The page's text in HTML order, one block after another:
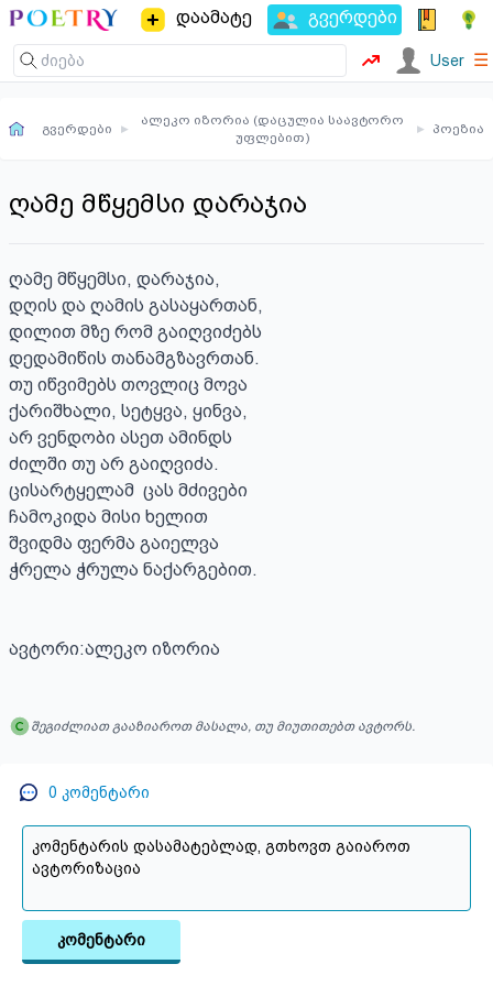
დაამატე გვერდები
User ☰
გვერდები ▸
ალეკო იზორია (დაცულია საავტორო
უფლებით)
▸ პოეზია
ღამე მწყემსი დარაჯია
ღამე მწყემსი, დარაჯია,
დღის და ღამის გასაყართან,
დილით მზე რომ გაიღვიძებს
დედამიწის თანამგზავრთან.
თუ იწვიმებს თოვლიც მოვა
ქარიშხალი, სეტყვა, ყინვა,
არ ვენდობი ასეთ ამინდს
ძილში თუ არ გაიღვიძა.
ცისარტყელამ  ცას მძივები
ჩამოკიდა მისი ხელით
შვიდმა ფერმა გაიელვა
ჭრელა ჭრულა ნაქარგებით.
ავტორი:ალეკო იზორია
შეგიძლიათ გააზიაროთ მასალა, თუ მიუთითებთ ავტორს.
0 კომენტარი
კომენტარი